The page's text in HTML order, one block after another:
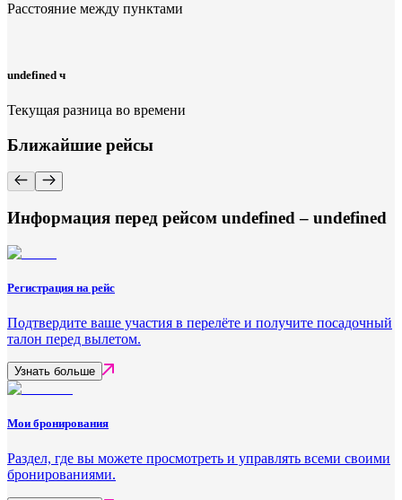
Расстояние между пунктами
undefined ч
Текущая разница во времени
Ближайшие рейсы
Информация перед рейсом undefined – undefined
Регистрация на рейс
Подтвердите ваше участия в перелёте и получите посадочный
талон перед вылетом.
Узнать больше
Мои бронирования
Раздел, где вы можете просмотреть и управлять всеми своими
бронированиями.